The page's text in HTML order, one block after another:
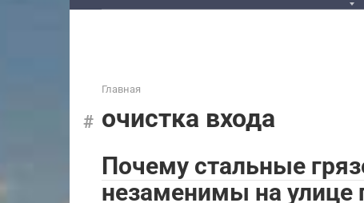
Главная
очистка входа
Почему стальные
незаменимы на улице